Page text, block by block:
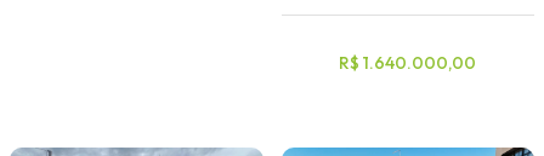
R$ 1.640.000,00